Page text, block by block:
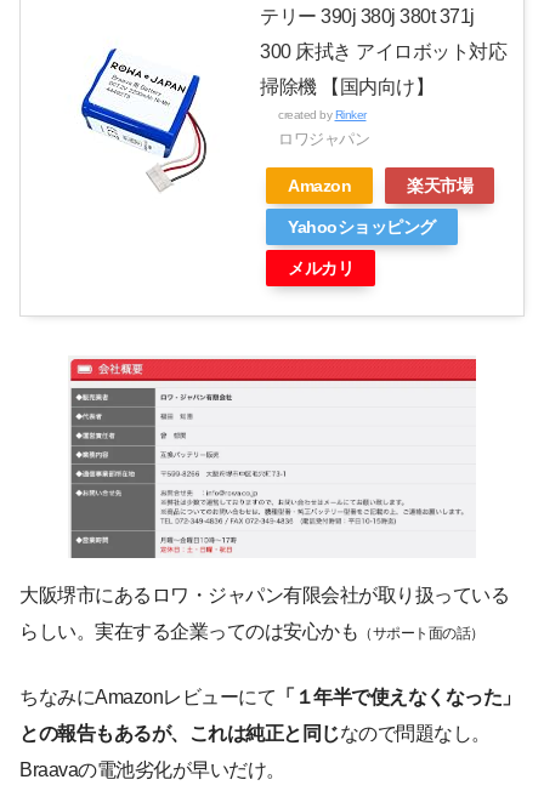
テリー 390j 380j 380t 371j
300 床拭き アイロボット対応
掃除機 【国内向け】
created byRinker
ロワジャパン
Amazon 楽天市場
Yahooショッピング
メルカリ
大阪堺市にあるロワ・ジャパン有限会社が取り扱っている
らしい。実在する企業ってのは安心かも （サポート面の話）
ちなみにAmazonレビューにて 「１年半で使えなくなった」
との報告もあるが、これは純正と同じなので問題なし。
Braavaの電池劣化が早いだけ。